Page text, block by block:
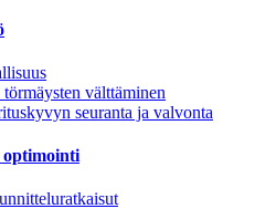
välttäminen
seuranta ja valvonta
optimointi